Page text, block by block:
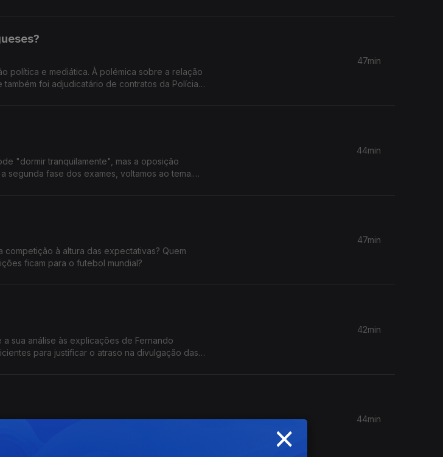
política e mediática. À polémica sobre a relação
foi adjudicatário de contratos da Polícia
ou polémicas desta dimensão, basta
e detalhada? E quando estão em causa
aguardar pelas conclusões das
47min
"dormir tranquilamente", mas a oposição
segunda fase dos exames, voltamos ao tema.
o calendário de acesso ao ensino superior?
44min
à altura das expectativas? Quem
ficam para o futebol mundial?
47min
sua análise às explicações de Fernando
para justificar o atraso na divulgação das
42min
balanço faz? O Governo merece confiança
semanas demonstram falta de capacidade
44min
×